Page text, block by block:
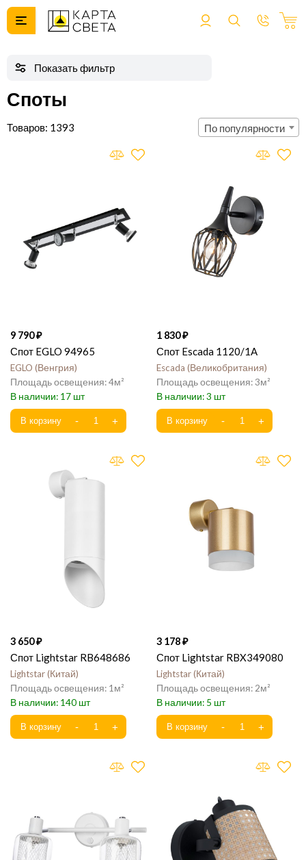
Споты
1393 По популярности
9 790
Спот EGLO 94965
EGLO Венгрия
4
17
1 830
Спот Escada 1120/1A
Escada Великобритания
3
3
3 650
Спот Lightstar RB648686
Lightstar Китай
1
140
3 178
Спот Lightstar RBX349080
Lightstar Китай
2
5